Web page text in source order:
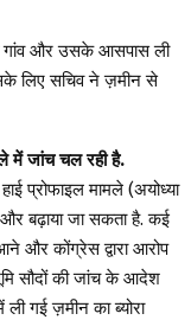
गांव और उसके आसपास ली
लिए सचिव ने ज़मीन से
में जांच चल रही है.
प्रोफाइल मामले (अयोध्या
बढ़ाया जा सकता है. कई
और कोंग्रेस द्वारा आरोप
सौदों की जांच के आदेश
गई ज़मीन का ब्योरा